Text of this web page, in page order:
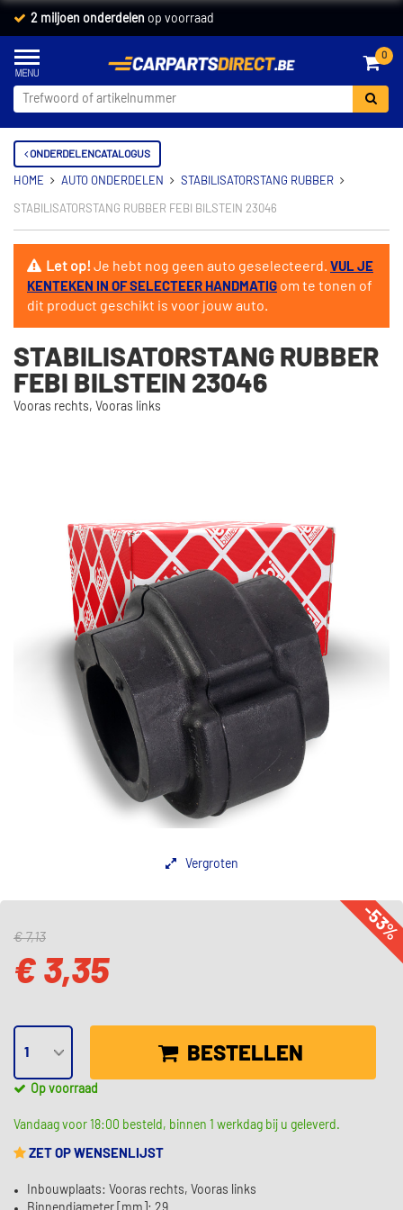
2 miljoen onderdelen op voorraad
0
ONDERDELENCATALOGUS
HOME AUTO ONDERDELEN STABILISATORSTANG RUBBER
STABILISATORSTANG RUBBER FEBI BILSTEIN 23046
Let op!Je hebt nog geen auto geselecteerd. VUL JE
KENTEKEN IN OF SELECTEER HANDMATIG om te tonen of
dit product geschikt is voor jouw auto.
STABILISATORSTANG RUBBER
FEBI BILSTEIN 23046
Vooras rechts, Vooras links
Vergroten
-
€ 7,13
€ 3,35
BESTELLEN
Op voorraad
Vandaag voor 18:00 besteld, binnen 1 werkdag bij u geleverd.
ZET OP WENSENLIJST
Inbouwplaats: Vooras rechts, Vooras links